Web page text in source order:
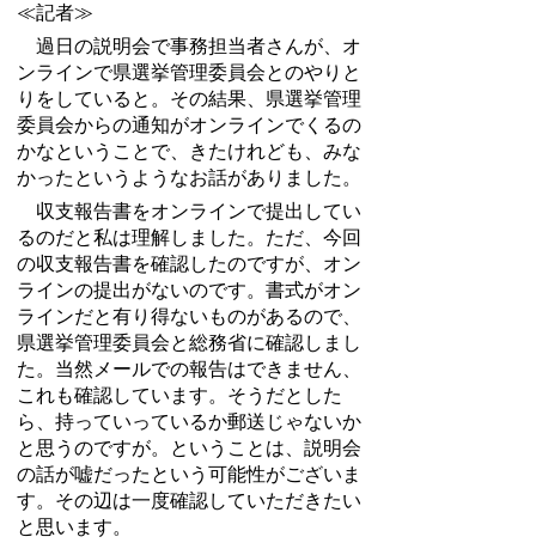
≪記者≫
過日の説明会で事務担当者さんが、オ
ンラインで県選挙管理委員会とのやりと
りをしていると。その結果、県選挙管理
委員会からの通知がオンラインでくるの
かなということで、きたけれども、みな
かったというようなお話がありました。
収支報告書をオンラインで提出してい
るのだと私は理解しました。ただ、今回
の収支報告書を確認したのですが、オン
ラインの提出がないのです。書式がオン
ラインだと有り得ないものがあるので、
県選挙管理委員会と総務省に確認しまし
た。当然メールでの報告はできません、
これも確認しています。そうだとした
ら、持っていっているか郵送じゃないか
と思うのですが。ということは、説明会
の話が嘘だったという可能性がございま
す。その辺は一度確認していただきたい
と思います。